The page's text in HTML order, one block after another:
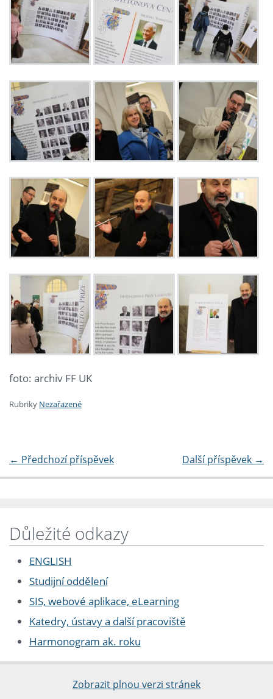
foto: archiv FF UK
Rubriky Nezařazené
← Předchozí příspěvek Další příspěvek →
Důležité odkazy
ENGLISH
Studijní oddělení
SIS, webové aplikace, eLearning
Katedry, ústavy a další pracoviště
Harmonogram ak. roku
Zobrazit plnou verzi stránek